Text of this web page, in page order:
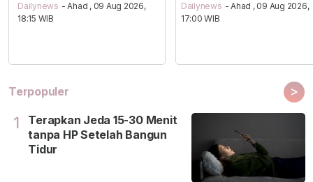
Dailynews - Ahad , 09 Aug 2026,
18:15 WIB
Dailynews - Ahad , 09 Aug 2026,
17:00 WIB
Terpopuler >
1
Terapkan Jeda 15-30 Menit
tanpa HP Setelah Bangun
Tidur